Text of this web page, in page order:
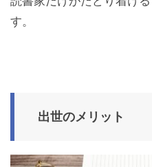
す。
出世のメリット